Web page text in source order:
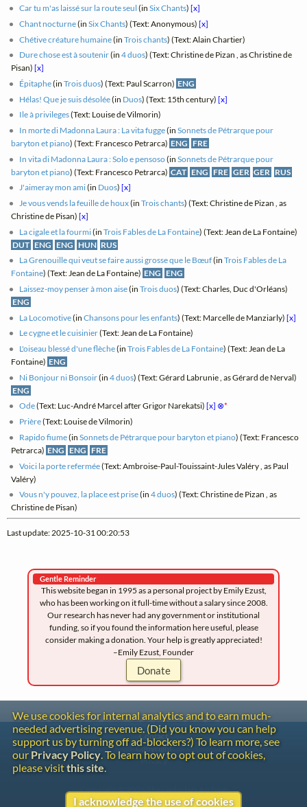
Car tu m'as laissé sur la route seul (inSix Chants)[x]
Chant nocturne(inSix Chants) (Text: Anonymous)[x]
Chétive créature humaine(inTrois chants) (Text: Alain Chartier)
Dure chose est à soutenir(in4 duos) (Text: Christine de Pizan , as Christine de
Pisan)[x]
Épitaphe(inTrois duos) (Text: Paul Scarron) ENG
Hélas! Que je suis désolée(in Duos) (Text: 15th century)[x]
Ile à privileges(Text: Louise de Vilmorin)
In morte di Madonna Laura : La vita fugge(inSonnets de Pétrarque pour
baryton et piano) (Text: Francesco Petrarca) ENG FRE
In vita di Madonna Laura : Solo e pensoso(inSonnets de Pétrarque pour
baryton et piano) (Text: Francesco Petrarca) CAT ENG FRE GER GER RUS
J'aimeray mon ami(in Duos)[x]
Je vous vends la feuille de houx(inTrois chants) (Text: Christine de Pizan , as
Christine de Pisan)[x]
La cigale et la fourmi(inTrois Fables de La Fontaine) (Text: Jean de La Fontaine)
DUT ENG ENG HUN RUS
La Grenouille qui veut se faire aussi grosse que le Bœuf(inTrois Fables de La
Fontaine) (Text: Jean de La Fontaine) ENG ENG
Laissez-moy penser à mon aise(inTrois duos) (Text: Charles, Duc d'Orléans)
ENG
La Locomotive(inChansons pour les enfants) (Text: Marcelle de Manziarly)[x]
Le cygne et le cuisinier(Text: Jean de La Fontaine)
L'oiseau blessé d'une flèche(inTrois Fables de La Fontaine) (Text: Jean de La
Fontaine) ENG
Ni Bonjour ni Bonsoir(in4 duos) (Text: Gérard Labrunie , as Gérard de Nerval)
ENG
Ode(Text: Luc-André Marcel after Grigor Narekatsi)[x] ⊗*
Prière(Text: Louise de Vilmorin)
Rapido fiume(inSonnets de Pétrarque pour baryton et piano) (Text: Francesco
Petrarca) ENG ENG FRE
Voici la porte refermée(Text: Ambroise-Paul-Touissaint-Jules Valéry , as Paul
Valéry)
Vous n'y pouvez, la place est prise(in4 duos) (Text: Christine de Pizan , as
Christine de Pisan)
Last update: 2025-10-31 00:20:53
Gentle Reminder
This website began in 1995 as a personal project by Emily Ezust,
who has been working on it full-time without a salary since 2008.
Our research has never had any government or institutional
funding, so if you found the information here useful, please
consider making a donation. Your help is greatly appreciated!
–Emily Ezust, Founder
Donate
We use cookies for internal analytics and to earn much-
needed advertising revenue. (Did you know you can help
support us by turning off ad-blockers?) To learn more, see
our Privacy Policy. To learn how to opt out of cookies,
please visitthis site.
I acknowledge the use of cookies
Contact
Copyright
Privacy
Copyright © 2026 The LiederNet Archive